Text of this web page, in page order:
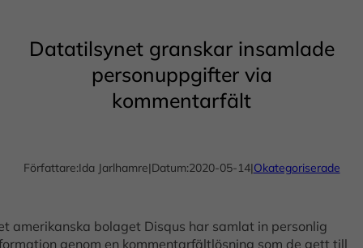
Datatilsynet granskar insamlade
personuppgifter via
kommentarfält
Författare:Ida Jarlhamre|Datum:2020-05-14|Okategoriserade
amerikanska bolaget Disqus har samlat in personlig
genom en kommentarfältlösning som de gett till